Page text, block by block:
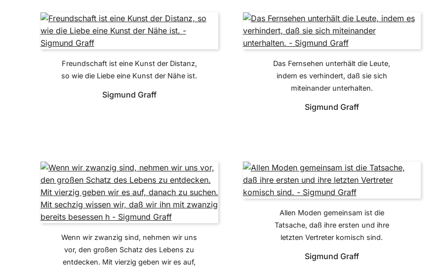
Freundschaft ist eine Kunst der Distanz,
so wie die Liebe eine Kunst der Nähe ist.
Sigmund Graff
Das Fernsehen unterhält die Leute,
indem es verhindert, daß sie sich
miteinander unterhalten.
Sigmund Graff
Wenn wir zwanzig sind, nehmen wir uns
vor, den großen Schatz des Lebens zu
entdecken. Mit vierzig geben wir es auf,
Allen Moden gemeinsam ist die
Tatsache, daß ihre ersten und ihre
letzten Vertreter komisch sind.
Sigmund Graff